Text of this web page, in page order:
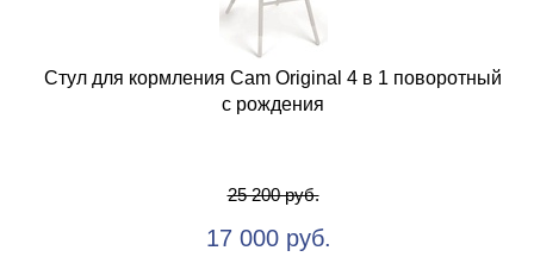
Стул для кормления Cam Original 4 в 1 поворотный
с рождения
25 200 руб.
17 000 руб.